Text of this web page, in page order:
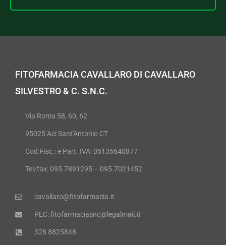
FITOFARMACIA CAVALLARO DI CAVALLARO
SILVESTRO & C. S.N.C.
Via Roma 58, 60, 62
95025 Aci Sant'Antonio CT
Cod.Fisc.: e Part. IVA: 05135640877
Tel/fax: 095.7891295 – 095.7021452
cavallaro@fitofarmacia.it
PEC: fitofarmaciasnc@legalmail.it
328 8825848